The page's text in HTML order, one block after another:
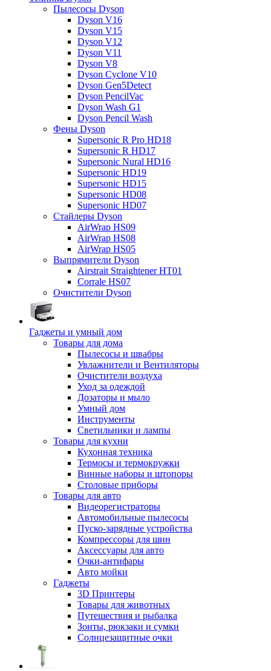
Пылесосы Dyson
Dyson V16
Dyson V15
Dyson V12
Dyson V11
Dyson V8
Dyson Cyclone V10
Dyson Gen5Detect
Dyson PencilVac
Dyson Wash G1
Dyson Pencil Wash
Фены Dyson
Supersonic R Pro HD18
Supersonic R HD17
Supersonic Nural HD16
Supersonic HD19
Supersonic HD15
Supersonic HD08
Supersonic HD07
Стайлеры Dyson
AirWrap HS09
AirWrap HS08
AirWrap HS05
Выпрямители Dyson
Airstrait Straightener HT01
Corrale HS07
Очистители Dyson
Гаджеты и умный дом
Товары для дома
Пылесосы и швабры
Увлажнители и Вентиляторы
Очистители воздуха
Уход за одеждой
Дозаторы и мыло
Умный дом
Инструменты
Светильники и лампы
Товары для кухни
Кухонная техника
Термосы и термокружки
Винные наборы и штопоры
Столовые приборы
Товары для авто
Видеорегистраторы
Автомобильные пылесосы
Пуско-зарядные устройства
Компрессоры для шин
Аксессуары для авто
Очки-антифары
Авто мойки
Гаджеты
3D Принтеры
Товары для животных
Путешествия и рыбалка
Зонты, рюкзаки и сумки
Солнцезащитные очки